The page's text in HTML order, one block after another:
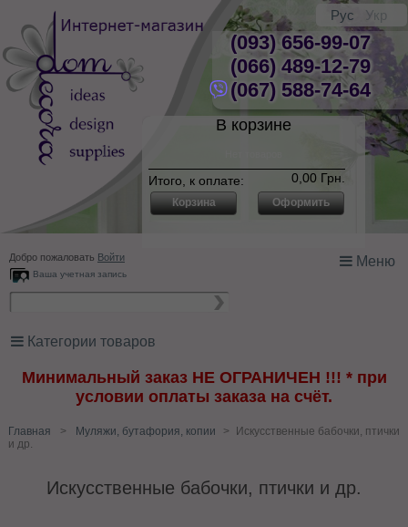
Рус Укр
(093) 656-99-07
(066) 489-12-79
(067) 588-74-64
В корзине
0,00 Грн.
Итого, к оплате:
Корзина Оформить
Добро пожаловать Войти
Ваша учетная запись
Меню
Категории товаров
Минимальный заказ НЕ ОГРАНИЧЕН !!! * при
условии оплаты заказа на счёт.
Главная > Муляжи, бутафория, копии >
Искусственные бабочки, птички
и др.
Искусственные бабочки, птички и др.